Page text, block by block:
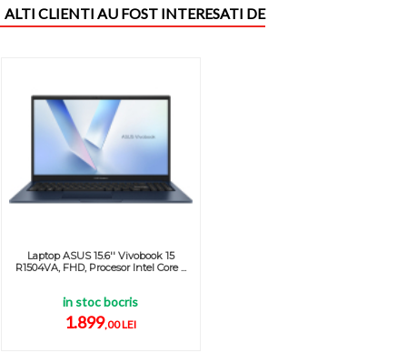
ALTI CLIENTI AU FOST INTERESATI DE
Laptop ASUS 15.6'' Vivobook 15
R1504VA, FHD, Procesor Intel Core ...
in stoc bocris
1.899,00 LEI